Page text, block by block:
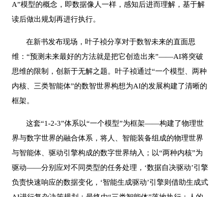
A”模型的概念，即数据像人一样，感知后进而理解，基于解
读后做出规划再进行执行。
在新书发布现场，叶子祯分享对于数智未来的直面思
维： “预测未来最好的方法就是把它创造出来”——AI将突破
思维的限制，创新于无解之题。叶子祯通过“一个模型、两种
内核、三类智能体”的数智世界构想为AI的发展构建了清晰的
框架。
这套“1-2-3”体系以“一个模型”为框架——构建了物理世
界与数字世界的融合体系，将人、智能装备组成的物理世界
与智能体、驱动引擎构成的数字世界纳入；以“两种内核”为
驱动——分别应对不同类型的任务处理，‘数据自决驱动’引擎
负责快速响应的数据变化，‘智能生成驱动’引擎则借助生成式